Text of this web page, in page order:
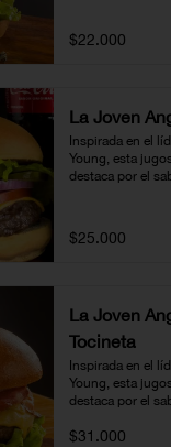
$22.000
La Joven
Inspirada en el
Young, esta
destaca por el
$25.000
La Joven
Tocineta
Inspirada en el
Young, esta
destaca por el
$31.000